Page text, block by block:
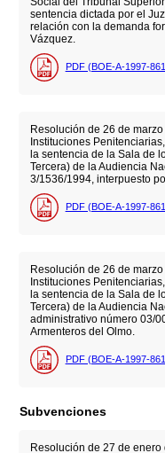
sentencia dictada por el
relación con la demanda
Vázquez.
PDF (BOE-A-1997-
Resolución de 26 de
Instituciones
la sentencia de la Sala de
Tercera) de la Audiencia
3/1536/1994, interpuesto
PDF (BOE-A-1997-
Resolución de 26 de
Instituciones
la sentencia de la Sala de
Tercera) de la Audiencia
administrativo número 03/
Armenteros del Olmo.
PDF (BOE-A-1997-
Subvenciones
Resolución de 27 de